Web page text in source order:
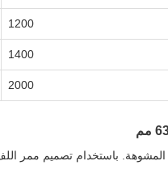
1200
1400
2000
المشوهة. باستخدام تصميم ممر